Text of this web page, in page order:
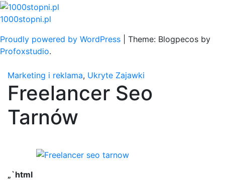
Skip
to
1000stopni.pl
Proudly powered by WordPress
Theme: Blogpecos by
Profoxstudio.
Marketing i reklama, Ukryte Zajawki
Freelancer Seo
Tarnów
„`html